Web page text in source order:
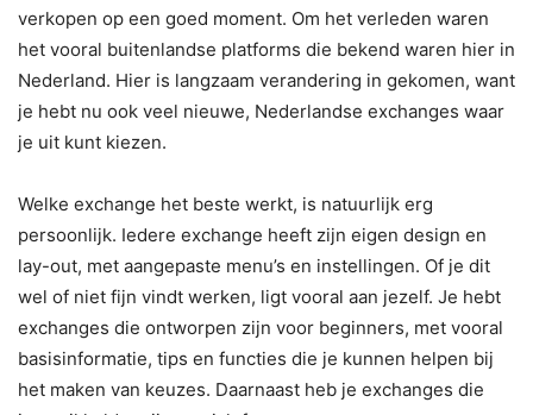
verkopen op een goed moment. Om het verleden waren
het vooral buitenlandse platforms die bekend waren hier in
Nederland. Hier is langzaam verandering in gekomen, want
je hebt nu ook veel nieuwe, Nederlandse exchanges waar
je uit kunt kiezen.
Welke exchange het beste werkt, is natuurlijk erg
persoonlijk. Iedere exchange heeft zijn eigen design en
lay-out, met aangepaste menu’s en instellingen. Of je dit
wel of niet fijn vindt werken, ligt vooral aan jezelf. Je hebt
exchanges die ontworpen zijn voor beginners, met vooral
basisinformatie, tips en functies die je kunnen helpen bij
het maken van keuzes. Daarnaast heb je exchanges die